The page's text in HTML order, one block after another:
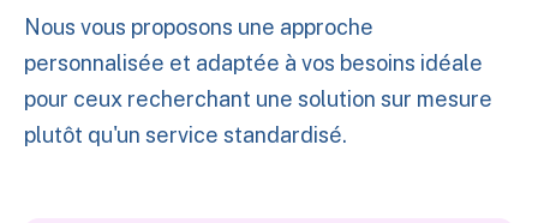
Nous vous proposons une approche
personnalisée et adaptée à vos besoins idéale
pour ceux recherchant une solution sur mesure
plutôt qu'un service standardisé.